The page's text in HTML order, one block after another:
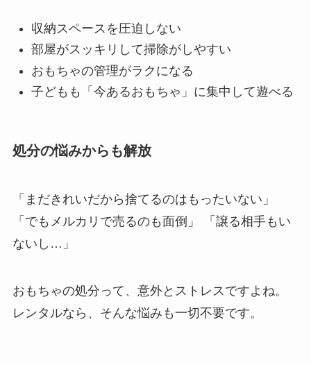
収納スペースを圧迫しない
部屋がスッキリして掃除がしやすい
おもちゃの管理がラクになる
子どもも「今あるおもちゃ」に集中して遊べる
処分の悩みからも解放
「まだきれいだから捨てるのはもったいない」
「でもメルカリで売るのも面倒」 「譲る相手もい
ないし…」
おもちゃの処分って、意外とストレスですよね。
レンタルなら、そんな悩みも一切不要です。